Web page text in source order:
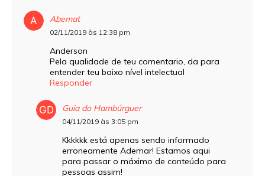
Abemat
02/11/2019 às 12:38 pm
Anderson
Pela qualidade de teu comentario, da para
entender teu baixo nível intelectual
Responder
Guia do Hambúrguer
04/11/2019 às 3:05 pm
Kkkkkk está apenas sendo informado
erroneamente Ademar! Estamos aqui
para passar o máximo de conteúdo para
pessoas assim!